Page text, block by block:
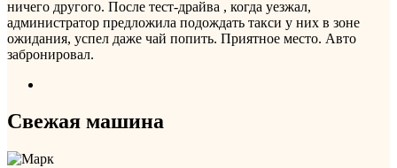
ничего другого. После тест-драйва , когда уезжал,
администратор предложила подождать такси у них в зоне
ожидания, успел даже чай попить. Приятное место. Авто
забронировал.
Свежая машина